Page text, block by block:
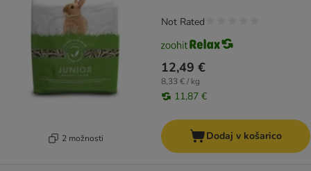
2 možnosti
12,49 €
8,33 € / kg
11,87 €
Not Rated
Dodaj v košarico